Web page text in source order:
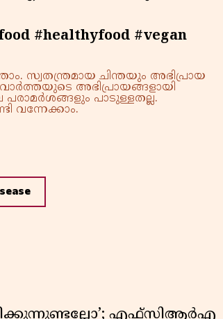
#healthyfood #vegan
സ്വതന്ത്രമായ ചിന്തയും അഭിപ്രായ
അഭിപ്രായങ്ങളായി
പാടുള്ളതല്ല.
വന്നേക്കാം.
എഫ്സിആർഎ